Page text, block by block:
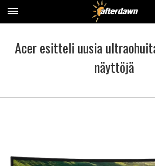
Acer esitteli uusia
näyttöjä